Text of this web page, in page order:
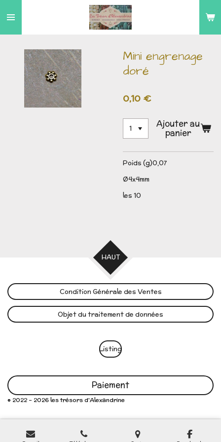
au
Mini engrenage
doré
0,10 €
Ajouter au
panier
Poids (g)0,07
Ø4x4mm
les 10
HAUT
Condition Générale des Ventes
Objet du traitement de données
Listing
Paiement
© 2022 - 2026 les trésors d'Alexandrine